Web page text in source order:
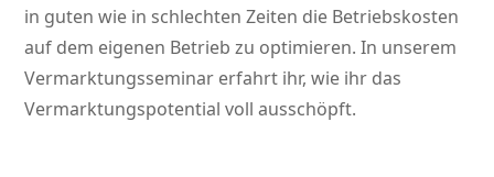
in guten wie in schlechten Zeiten die Betriebskosten
auf dem eigenen Betrieb zu optimieren. In unserem
Vermarktungsseminar erfahrt ihr, wie ihr das
Vermarktungspotential voll ausschöpft.